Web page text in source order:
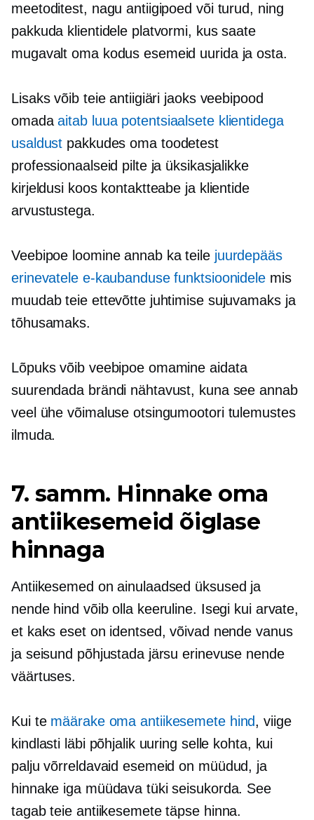
meetoditest, nagu antiigipoed või turud, ning
pakkuda klientidele platvormi, kus saate
mugavalt oma kodus esemeid uurida ja osta.
Lisaks võib teie antiigiäri jaoks veebipood
omadaaitab luua potentsiaalsete klientidega
usaldust pakkudes oma toodetest
professionaalseid pilte ja üksikasjalikke
kirjeldusi koos kontaktteabe ja klientide
arvustustega.
Veebipoe loomine annab ka teile juurdepääs
erinevatele e-kaubanduse funktsioonidele mis
muudab teie ettevõtte juhtimise sujuvamaks ja
tõhusamaks.
Lõpuks võib veebipoe omamine aidata
suurendada brändi nähtavust, kuna see annab
veel ühe võimaluse otsingumootori tulemustes
ilmuda.
7. samm. Hinnake oma
antiikesemeid õiglase
hinnaga
Antiikesemed on ainulaadsed üksused ja
nende hind võib olla keeruline. Isegi kui arvate,
et kaks eset on identsed, võivad nende vanus
ja seisund põhjustada järsu erinevuse nende
väärtuses.
Kui te määrake oma antiikesemete hind, viige
kindlasti läbi põhjalik uuring selle kohta, kui
palju võrreldavaid esemeid on müüdud, ja
hinnake iga müüdava tüki seisukorda. See
tagab teie antiikesemete täpse hinna.